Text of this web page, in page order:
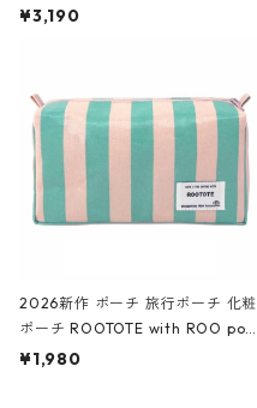
ファスナーポーチ 撥水加工 トラベ
ーガンディー、オフホワイト
¥3,190
2026新作 ポーチ 旅行ポーチ 化粧
ポーチ ROOTOTE with ROO pou
ch 3532 ルートート WR.ポーチ.ラ
¥1,980